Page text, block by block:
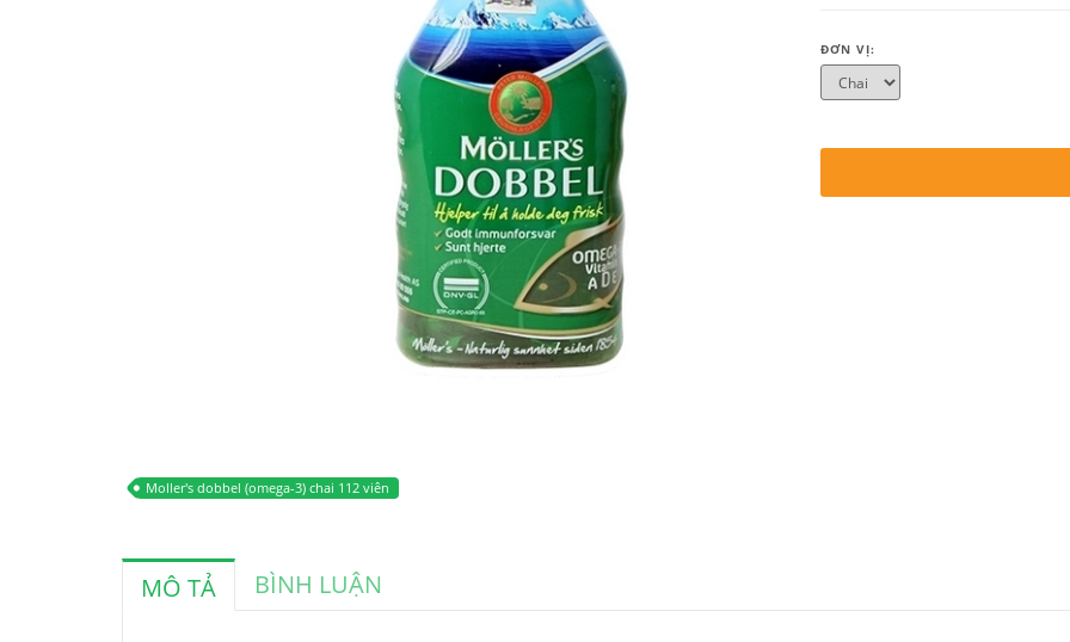
Moller's dobbel (omega-3) chai 112 viên
ĐƠN VỊ:
MÔ TẢ BÌNH LUẬN